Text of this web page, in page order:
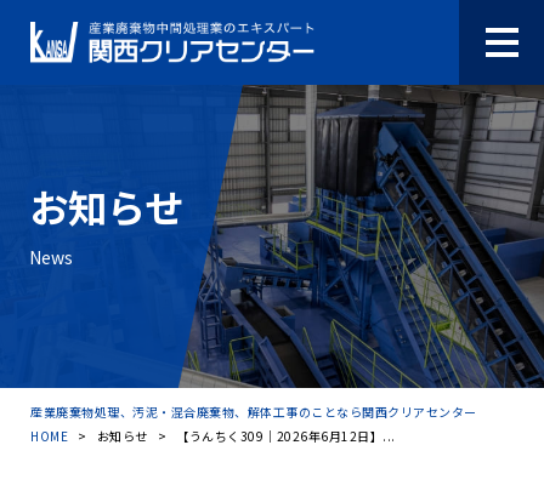
お知らせ
News
産業廃棄物処理、汚泥・混合廃棄物、解体工事のことなら関西クリアセンター
HOME > お知らせ > 【うんちく309｜2026年6月12日】...